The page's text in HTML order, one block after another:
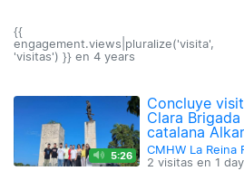
{{
engagement.views|pluralize('visita',
'visitas') }} en 4 years
5:26
Concluye
Clara
catalana
CMHW La Reina
2 visitas en 1 day